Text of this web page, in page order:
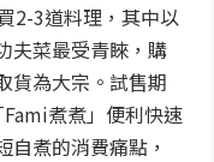
2-3道料理，其中以
夫菜最受青睞，購
貨為大宗。試售期
煮煮」便利快速
煮的消費痛點，